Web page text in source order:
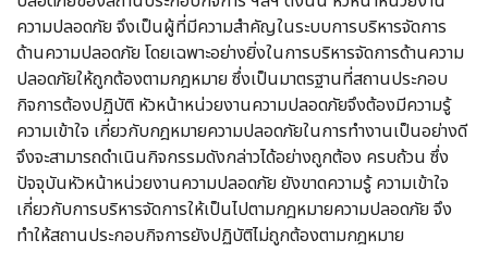
ความปลอดภัย จึงเป็นผู้ที่มีความสำคัญในระบบการบริหารจัดการ
ด้านความปลอดภัย โดยเฉพาะอย่างยิ่งในการบริหารจัดการด้านความ
ปลอดภัยให้ถูกต้องตามกฎหมาย ซึ่งเป็นมาตรฐานที่สถานประกอบ
กิจการต้องปฏิบัติ หัวหน้าหน่วยงานความปลอดภัยจึงต้องมีความรู้
ความเข้าใจ เกี่ยวกับกฎหมายความปลอดภัยในการทำงานเป็นอย่างดี
จึงจะสามารถดำเนินกิจกรรมดังกล่าวได้อย่างถูกต้อง ครบถ้วน ซึ่ง
ปัจจุบันหัวหน้าหน่วยงานความปลอดภัย ยังขาดความรู้ ความเข้าใจ
เกี่ยวกับการบริหารจัดการให้เป็นไปตามกฎหมายความปลอดภัย จึง
ทำให้สถานประกอบกิจการยังปฏิบัติไม่ถูกต้องตามกฎหมาย